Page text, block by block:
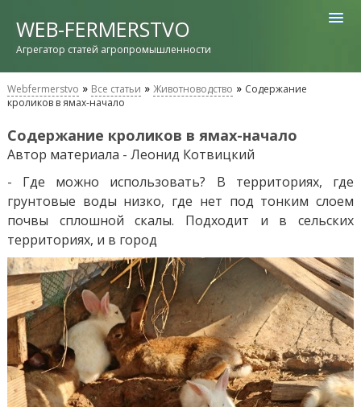
WEB-FERMERSTVO
Агрегатор статей агропромышленности
Webfermerstvo » Все статьи » Животноводство » Содержание
кроликов в ямах-начало
Содержание кроликов в ямах-начало
Автор материала - Леонид Котвицкий
- Где можно использовать? В территориях, где
грунтовые воды низко, где нет под тонким слоем
почвы сплошной скалы. Подходит и в сельских
территориях, и в город